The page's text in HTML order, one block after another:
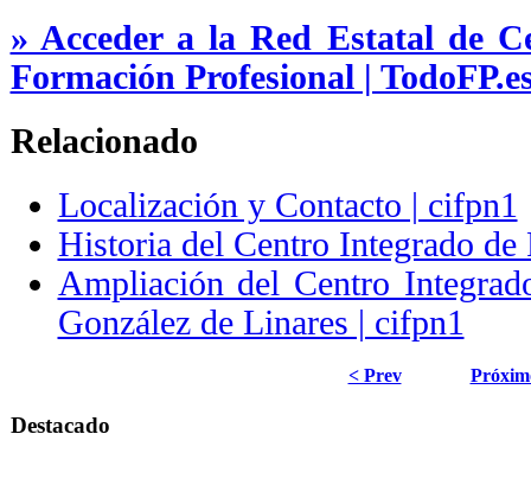
» Acceder a la Red Estatal de
Formación Profesional |
Relacionado
Localización y Contacto | cifpn1
Historia del Centro Integrado
Ampliación del Centro
González de Linares | cifpn1
< Prev
Destacado